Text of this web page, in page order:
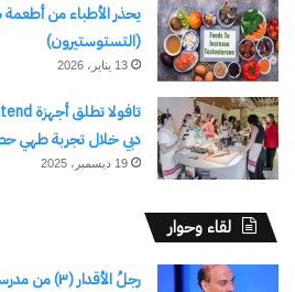
يحذر الأطباء من أطعمة
(التستوستيرون)
13 يناير، 2026
دبي خلال تجربة طهي
19 ديسمبر، 2025
لقاء وحوار
رجلُ الأقدار (٣) من مدرسةِ المشاةِ إلى كليةِ كامبرلي